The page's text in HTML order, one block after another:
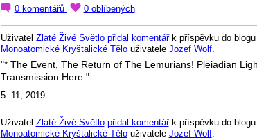
0 komentářů 0 oblíbených
Uživatel Zlaté Živé Světlo přidal komentářk příspěvku do blogu
Monoatomické Kryštalické Tělouživatele Jozef Wolf.
"* The Event, The Return of The Lemurians! Pleiadian
Transmission Here."
5. 11, 2019
Uživatel Zlaté Živé Světlo přidal komentářk příspěvku do blogu
Monoatomické Kryštalické Tělouživatele Jozef Wolf.